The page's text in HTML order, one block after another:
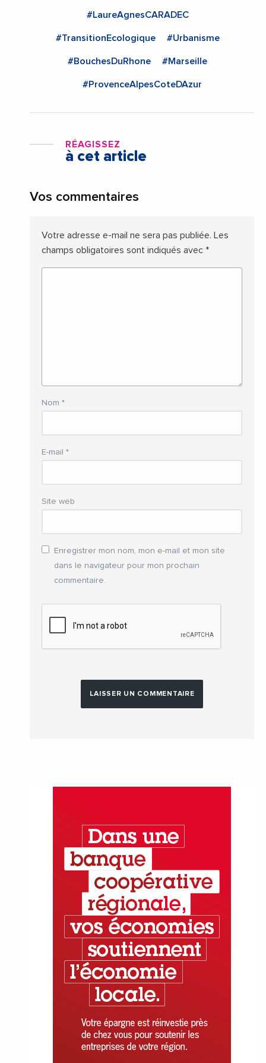
#LaureAgnesCARADEC
#TransitionEcologique #Urbanisme
#BouchesDuRhone #Marseille
#ProvenceAlpesCoteDAzur
RÉAGISSEZ
à cet article
Vos commentaires
Votre adresse e-mail ne sera pas publiée. Les
champs obligatoires sont indiqués avec *
Nom *
E-mail *
Site web
Enregistrer mon nom, mon e-mail et mon site
dans le navigateur pour mon prochain
commentaire.